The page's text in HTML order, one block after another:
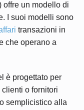
offre un modello di
I suoi modelli sono
transazioni in
che operano a
è progettato per
o fornitori
semplicistico alla